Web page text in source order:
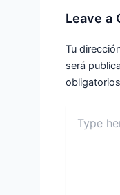
Leave a
Tu
será
here..